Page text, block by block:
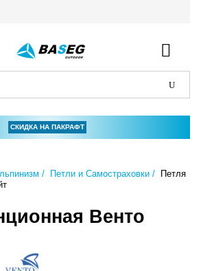
СКИДКА НА ПАКРАФТ
Петли и Самостраховки
Петля
Венто